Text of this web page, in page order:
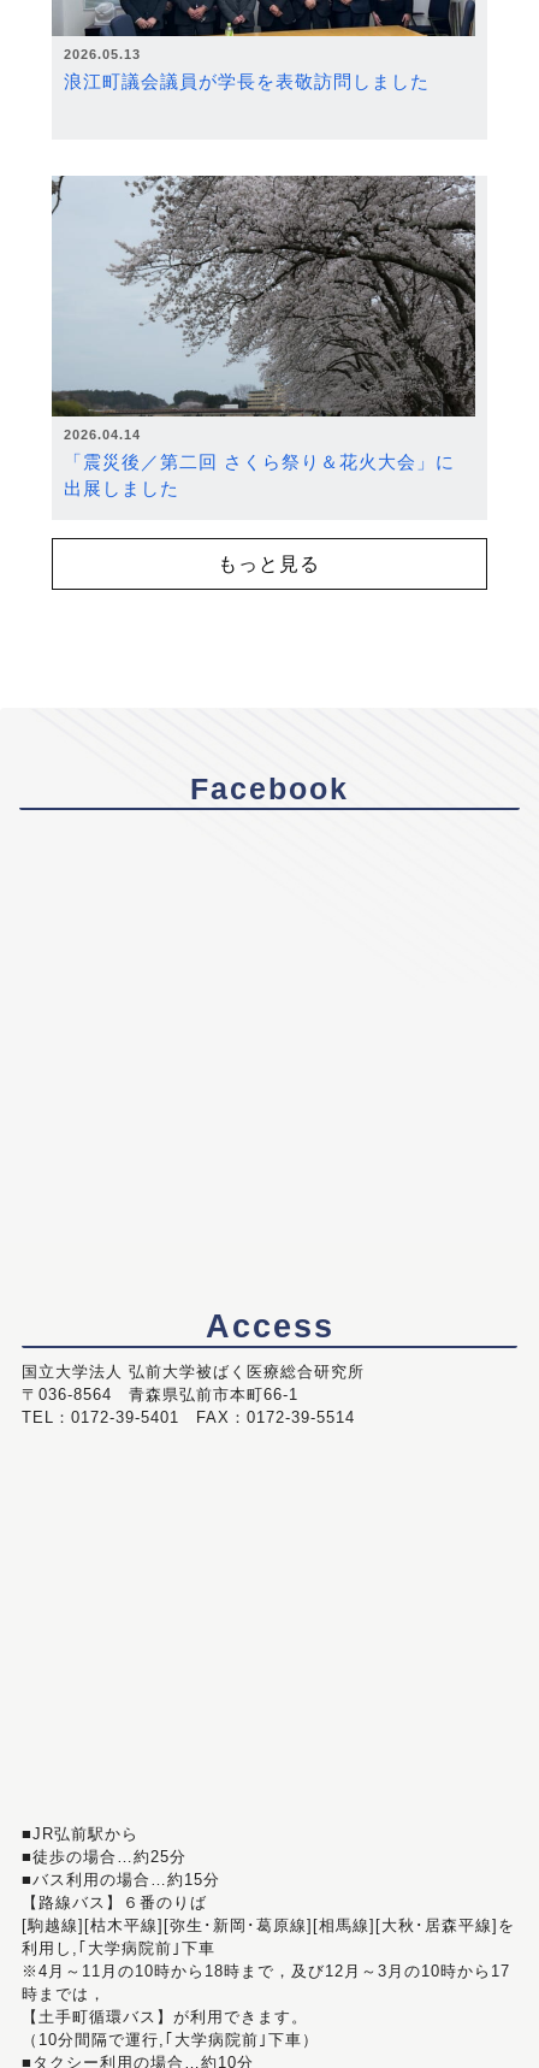
2026.05.13
浪江町議会議員が学長を表敬訪問しました
2026.04.14
「震災後／第二回 さくら祭り＆花火大会」に
出展しました
もっと見る
Facebook
Access
国立大学法人 弘前大学被ばく医療総合研究所
〒036-8564 青森県弘前市本町66-1
TEL：0172-39-5401 FAX：0172-39-5514
■JR弘前駅から
■徒歩の場合…約25分
■バス利用の場合…約15分
【路線バス】６番のりば
[駒越線][枯木平線][弥生･新岡･葛原線][相馬線][大秋･居森平線]を
利用し,｢大学病院前｣下車
※4月～11月の10時から18時まで，及び12月～3月の10時から17
時までは，
【土手町循環バス】が利用できます。
（10分間隔で運行,｢大学病院前｣下車）
■タクシー利用の場合…約10分